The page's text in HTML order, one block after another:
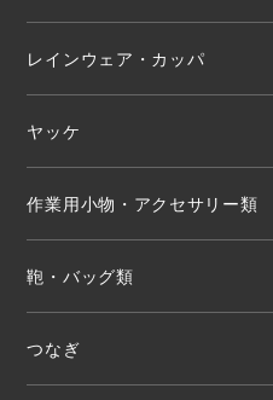
レインウェア・カッパ
ヤッケ
作業用小物・アクセサリー類
鞄・バッグ類
つなぎ